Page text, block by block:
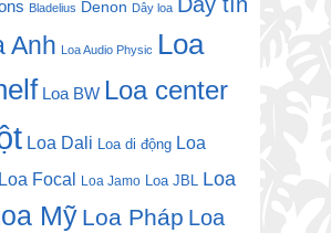
Bladelius Denon Dây loa
Anh Loa Audio Physic Loa
Loa BW Loa center
Loa Dali Loa di động Loa
Loa Focal Loa Jamo Loa JBL Loa
Mỹ Loa Pháp Loa